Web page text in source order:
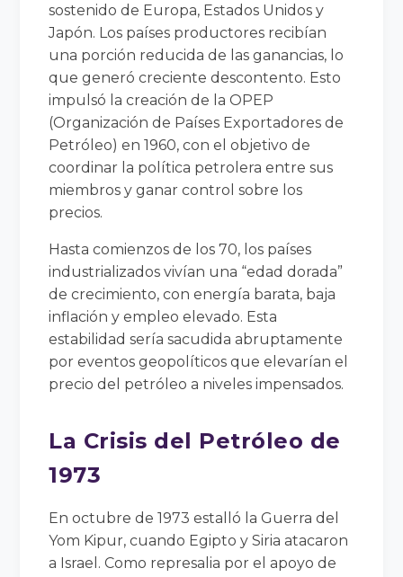
sostenido de Europa, Estados Unidos y
Japón. Los países productores recibían
una porción reducida de las ganancias, lo
que generó creciente descontento. Esto
impulsó la creación de la OPEP
(Organización de Países Exportadores de
Petróleo) en 1960, con el objetivo de
coordinar la política petrolera entre sus
miembros y ganar control sobre los
precios.
Hasta comienzos de los 70, los países
industrializados vivían una “edad dorada”
de crecimiento, con energía barata, baja
inflación y empleo elevado. Esta
estabilidad sería sacudida abruptamente
por eventos geopolíticos que elevarían el
precio del petróleo a niveles impensados.
La Crisis del Petróleo de
1973
En octubre de 1973 estalló la Guerra del
Yom Kipur, cuando Egipto y Siria atacaron
a Israel. Como represalia por el apoyo de